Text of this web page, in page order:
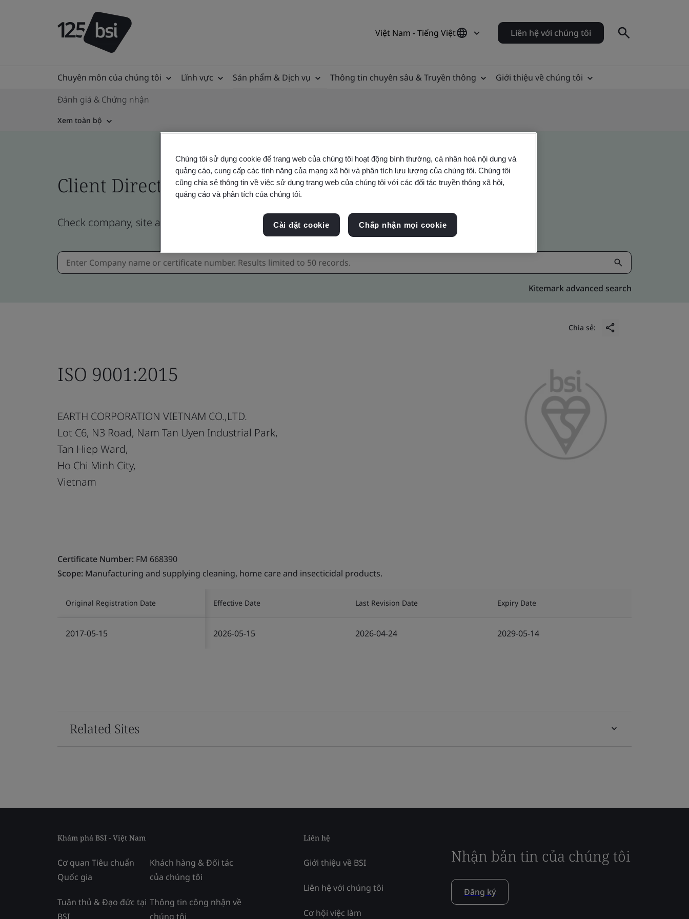
Việt Nam - Tiếng Việt Liên hệ với chúng tôi
Chuyên môn của chúng tôi Lĩnh vực Sản phẩm & Dịch vụ Thông tin chuyên sâu & Truyền thông
Giới thiệu về chúng tôi
Đánh giá & Chứng nhận
Xem toàn bộ
Client Directory certificate
Check company, site and product certificates - Validation and Verification
Kitemark advanced search
Chia sẻ:
ISO 9001:2015
EARTH CORPORATION VIETNAM CO.,LTD.
Lot C6, N3 Road, Nam Tan Uyen Industrial Park,
Tan Hiep Ward,
Ho Chi Minh City,
Vietnam
Certificate Number: FM 668390
Scope: Manufacturing and supplying cleaning, home care and insecticidal products.
Original Registration Date Effective Date Last Revision Date Expiry Date
2017-05-15 2026-05-15 2026-04-24 2029-05-14
Related Sites
Khám phá BSI - Việt Nam
Cơ quan Tiêu chuẩn
Quốc gia
Tuân thủ & Đạo đức tại
BSI
Khách hàng & Đối tác
của chúng tôi
Thông tin công nhận về
chúng tôi
Liên hệ
Giới thiệu về BSI
Liên hệ với chúng tôi
Cơ hội việc làm
Nhận bản tin của chúng tôi
Đăng ký
Chúng tôi sử dụng cookie để trang web của chúng tôi hoạt động bình thường, cá nhân hoá nội dung và
quảng cáo, cung cấp các tính năng của mạng xã hội và phân tích lưu lượng của chúng tôi. Chúng tôi
cũng chia sẻ thông tin về việc sử dụng trang web của chúng tôi với các đối tác truyền thông xã hội,
quảng cáo và phân tích của chúng tôi.
Cài đặt cookie Chấp nhận mọi cookie